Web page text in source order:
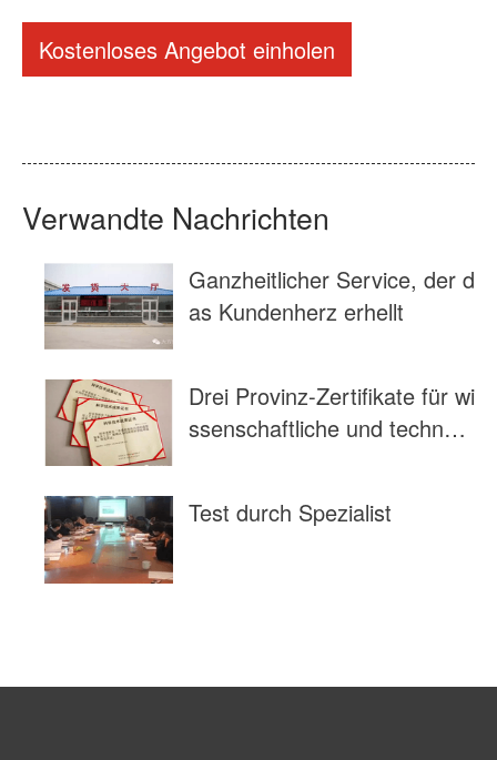
Kostenloses Angebot einholen
Verwandte Nachrichten
Ganzheitlicher Service, der d
as Kundenherz erhellt
Drei Provinz-Zertifikate für wi
ssenschaftliche und technolo
Test durch Spezialist